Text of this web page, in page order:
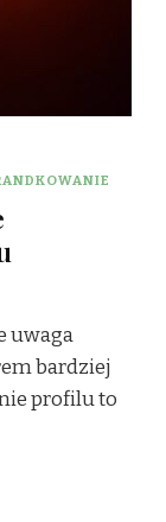
uwaga
bardziej
profilu to